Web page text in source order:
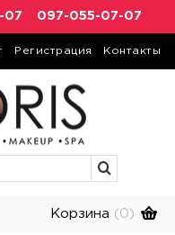
07 097-055-07-07
Регистрация Контакты
Корзина (0)